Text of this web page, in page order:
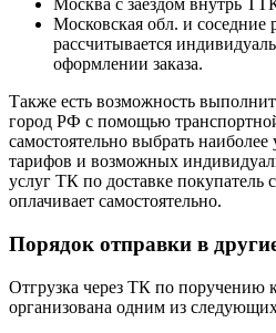
Москва с заездом внутрь
Московская обл. и соседние
рассчитывается
оформлении заказа.
Также есть возможность
город РФ с помощью
самостоятельно выбрать
тарифов и возможных
услуг ТК по доставке покупатель
оплачивает самостоятельно.
Порядок отправки в
Отгрузка через ТК по поручению
организована одним из